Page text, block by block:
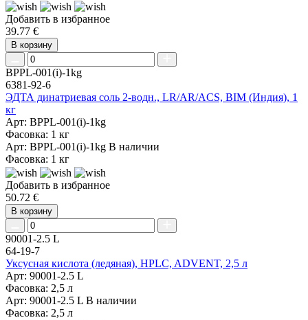
Добавить в избранное
39.77 €
В корзину
BPPL-001(i)-1kg
6381-92-6
ЭДТА динатриевая соль 2-водн., LR/AR/ACS, BIM (Индия), 1
кг
Арт: BPPL-001(i)-1kg
Фасовка: 1 кг
Арт: BPPL-001(i)-1kg В наличии
Фасовка: 1 кг
Добавить в избранное
50.72 €
В корзину
90001-2.5 L
64-19-7
Уксусная кислота (ледяная), HPLC, ADVENT, 2,5 л
Арт: 90001-2.5 L
Фасовка: 2,5 л
Арт: 90001-2.5 L В наличии
Фасовка: 2,5 л